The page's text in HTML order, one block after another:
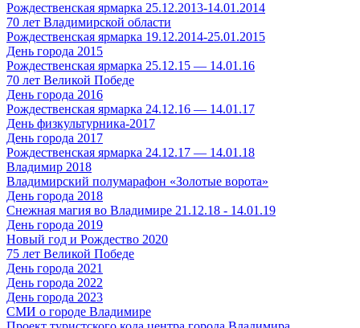
Рождественская ярмарка 25.12.2013-14.01.2014
70 лет Владимирской области
Рождественская ярмарка 19.12.2014-25.01.2015
День города 2015
Рождественская ярмарка 25.12.15 — 14.01.16
70 лет Великой Победе
День города 2016
Рождественская ярмарка 24.12.16 — 14.01.17
День физкультурника-2017
День города 2017
Рождественская ярмарка 24.12.17 — 14.01.18
Владимир 2018
Владимирский полумарафон «Золотые ворота»
День города 2018
Снежная магия во Владимире 21.12.18 - 14.01.19
День города 2019
Новый год и Рождество 2020
75 лет Великой Победе
День города 2021
День города 2022
День города 2023
СМИ о городе Владимире